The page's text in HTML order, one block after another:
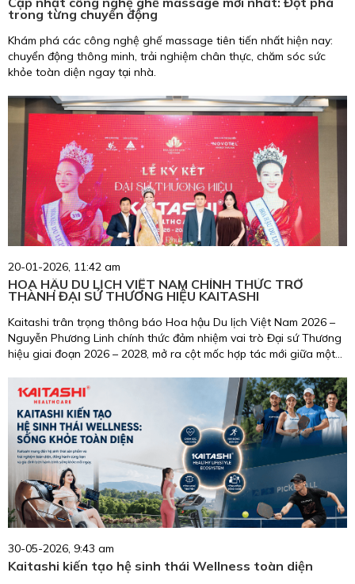
trong từng chuyển động
Khám phá các công nghệ ghế massage tiên tiến nhất hiện nay:
chuyển động thông minh, trải nghiệm chân thực, chăm sóc sức
khỏe toàn diện ngay tại nhà.
20-01-2026, 11:42 am
HOA HẬU DU LỊCH VIỆT NAM CHÍNH THỨC TRỞ
THÀNH ĐẠI SỨ THƯƠNG HIỆU KAITASHI
Kaitashi trân trọng thông báo Hoa hậu Du lịch Việt Nam 2026 –
Nguyễn Phương Linh chính thức đảm nhiệm vai trò Đại sứ Thương
hiệu giai đoạn 2026 – 2028, mở ra cột mốc hợp tác mới giữa một
thương hiệu chăm sóc sức khỏe uy tín tại Việt Nam.
30-05-2026, 9:43 am
Kaitashi kiến tạo hệ sinh thái Wellness toàn diện